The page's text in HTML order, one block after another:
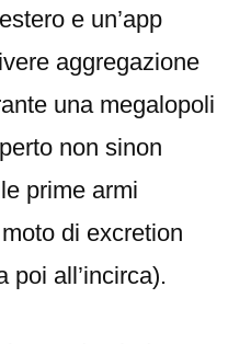
e un’app
aggregazione
una megalopoli
non sinon
prime armi
di excretion
poi all’incirca).